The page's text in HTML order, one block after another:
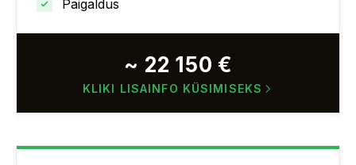
Paigaldus
~ 22 150 €
KLIKI LISAINFO KÜSIMISEKS